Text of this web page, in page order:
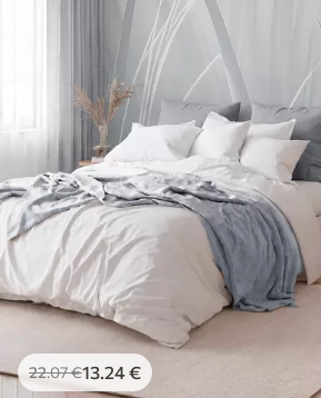
22.07€13.24€